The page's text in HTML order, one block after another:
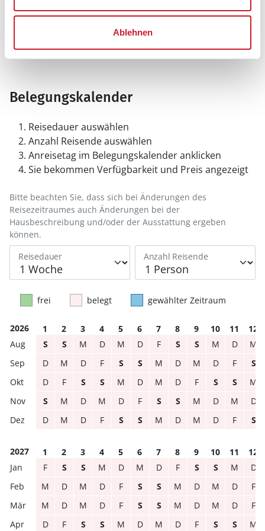
Ablehnen
Belegungskalender
Reisedauer auswählen
Anzahl Reisende auswählen
Anreisetag im Belegungskalender anklicken
Sie bekommen Verfügbarkeit und Preis angezeigt
Reisedauer Anzahl Reisende
Bitte beachten Sie, dass sich bei Änderungen des
Reisezeitraumes auch Änderungen bei der
Hausbeschreibung und/oder der Ausstattung ergeben
können.
frei belegt gewählter Zeitraum
2026 1 2 3 4 5 6 7 8 9 10 11
12
S
S M D M D F S S M D
M
D
M D F S S M D M D F
S
D
F S S M D M D F S S
M
S
M D M D F S S M D M
D
D
M D F S S M D M D F S
2027 1 2 3 4 5 6 7 8 9 10 11
12
F
S S M D M D F S S M
D
M
D M D F S S M D M D
F
M
D M D F S S M D M D
F
D
F S S M D M D F S S M